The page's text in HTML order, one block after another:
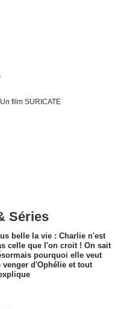
film SURICATE
Séries
belle la vie : Charlie n'est
celle que l'on croit ! On sait
pourquoi elle veut
venger d'Ophélie et tout